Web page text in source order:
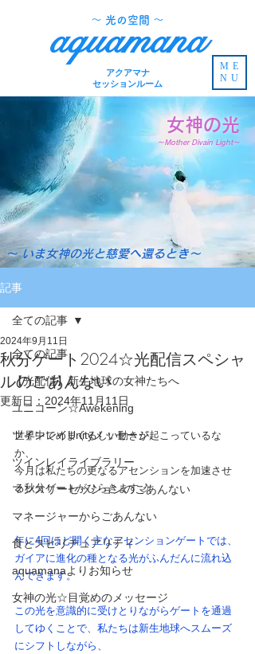
aquamana
​～ 光の空間 ～
アクアマナ
セッションルーム
ME
NU
～Mother Divain Light～
女神の光
～ いま女神の光と慈愛へ還るとき～
記事
全ての記事
【光配信】新生地球の女神たちへ
ユニコーン☆Awekening
ツインレイUnityメッセージ
ツインレイライブラリー
マンスリーセッションのごあんない
マネージャーからごあんない
食とスピリチュアリティ
aquamanaよりお知らせ
女神の光☆目覚めのメッセージ
全ての記事
秋分ゲート2024☆光配信スペシャ
ルのごあんない
2024年9月11日
更新日： 2024年11月11日
世界中でめまぐるしい動きが起こっているな
か、
今月は私たちの更なるアセンションを加速させ
る秋分ゲートがひらきます🌙
年に4回ほど開く主なアセンションゲートでは、
ガイアに進化の種となる光がふんだんに流れ込
んできます。
この光を意識的に受けとりながらゲートを通過
してゆくことで、私たちは新生地球へスムーズ
にシフトしながら、